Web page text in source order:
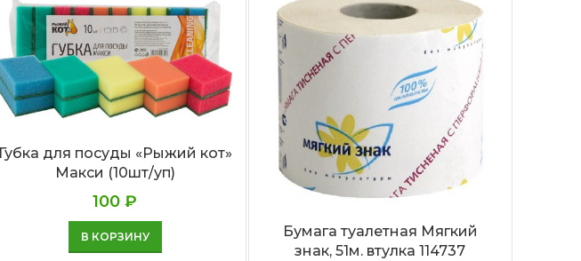
Губка для посуды «Рыжий кот»
Макси (10шт/уп)
100₽
В КОРЗИНУ
Бумага туалетная Мягкий
знак, 51м. втулка 114737